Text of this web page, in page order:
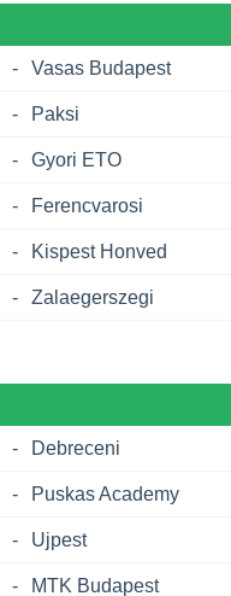
- Vasas Budapest
- Paksi
- Gyori ETO
- Ferencvarosi
- Kispest Honved
- Zalaegerszegi
- Debreceni
- Puskas Academy
- Ujpest
- MTK Budapest